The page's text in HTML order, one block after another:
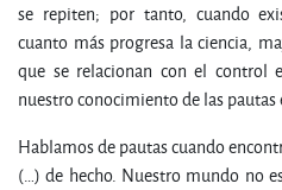
se repiten; por tanto, cuando
cuanto más progresa la ciencia,
que se relacionan con el control
nuestro conocimiento de las pautas
Hablamos de pautas cuando
(…) de hecho. Nuestro mundo no